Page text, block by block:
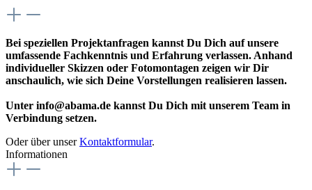
Bei speziellen Projektanfragen kannst Du Dich auf unsere
umfassende Fachkenntnis und Erfahrung verlassen. Anhand
individueller Skizzen oder Fotomontagen zeigen wir Dir
anschaulich, wie sich Deine Vorstellungen realisieren lassen.
Unter info@abama.de kannst Du Dich mit unserem Team in
Verbindung setzen.
Oder über unserKontaktformular.
Informationen